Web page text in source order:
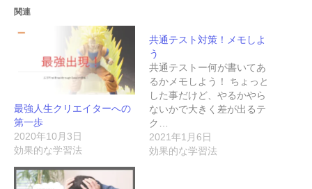
関連
最強人生クリエイターへの
第一歩
2020年10月3日
効果的な学習法
共通テスト対策！メモしよ
う
共通テストー何が書いてあ
るかメモしよう！ ちょっと
した事だけど、やるかやら
ないかで大きく差が出るテ
ク…
2021年1月6日
効果的な学習法